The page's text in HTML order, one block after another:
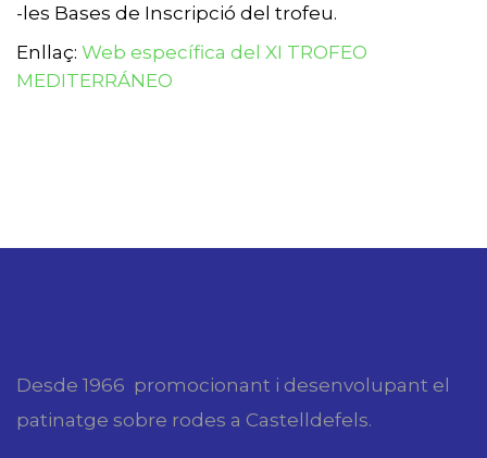
-les Bases de Inscripció del trofeu.
Enllaç: Web específica del XI TROFEO
MEDITERRÁNEO
Desde 1966 promocionant i desenvolupant el
patinatge sobre rodes a Castelldefels.